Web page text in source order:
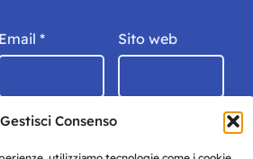
Gestisci Consenso
Email * Sito web